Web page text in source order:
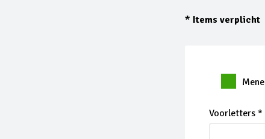
* Items verplicht
Voorletters *